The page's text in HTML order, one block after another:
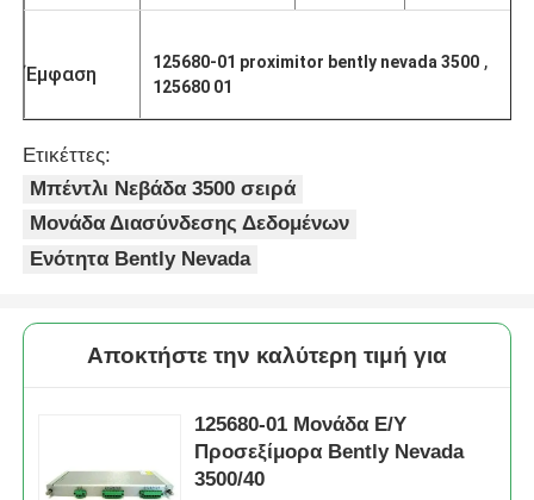
Σπίτι
Προϊόντα
Σχετικά με εμάς
Έλεγχος Ποιότητας
Επικοινωνήστε μαζί μας
Έμφαση 125680-01 proximitor bently nevada 3500 ,
125680 01
Ετικέττες:
Μπέντλι Νεβάδα 3500 σειρά
Μονάδα Διασύνδεσης Δεδομένων
Ενότητα Bently Nevada
Αποκτήστε την καλύτερη τιμή για
125680-01 Μονάδα Ε/Υ
Προσεξίμορα Bently Nevada
3500/40